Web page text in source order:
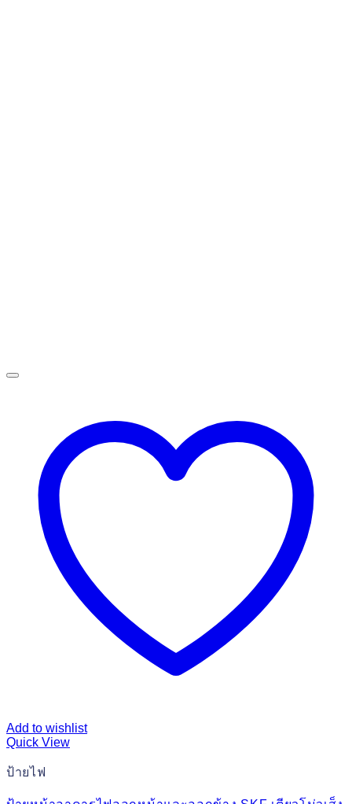
Add to wishlist
Quick View
ป้ายไฟ